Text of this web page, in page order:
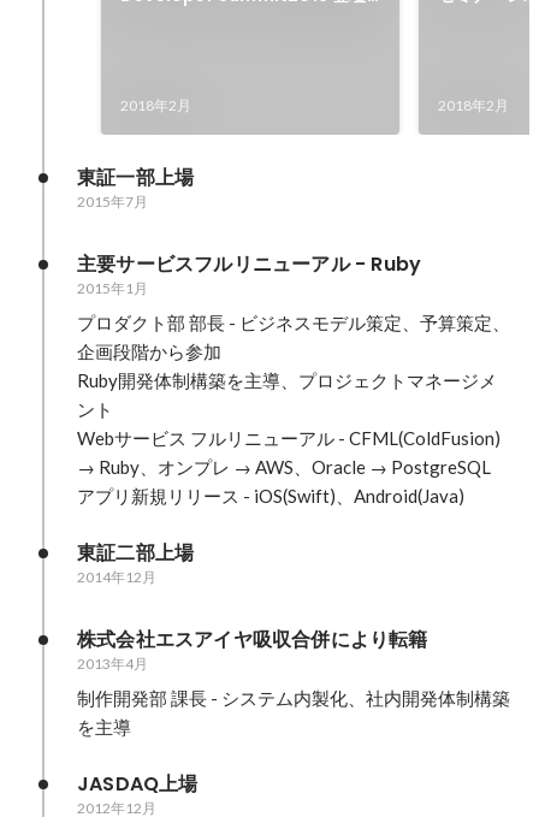
2018年2月 2018年2月
東証一部上場
2015年7月
主要サービスフルリニューアル - Ruby
2015年1月
プロダクト部 部長 - ビジネスモデル策定、予算策定、
企画段階から参加
Ruby開発体制構築を主導、プロジェクトマネージメ
ント
Webサービス フルリニューアル - CFML(ColdFusion)
→ Ruby、オンプレ → AWS、Oracle → PostgreSQL
アプリ新規リリース - iOS(Swift)、Android(Java)
東証二部上場
2014年12月
株式会社エスアイヤ吸収合併により転籍
2013年4月
制作開発部 課長 - システム内製化、社内開発体制構築
を主導
JASDAQ上場
2012年12月